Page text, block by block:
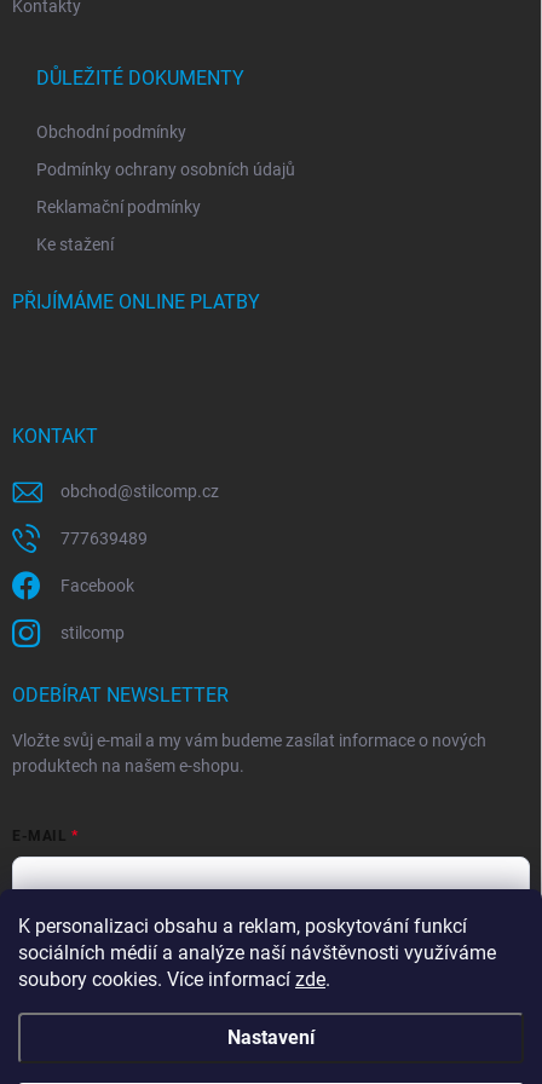
K personalizaci obsahu a reklam, poskytování funkcí
sociálních médií a analýze naší návštěvnosti využíváme
soubory cookies. Více informací zde.
Nastavení
Kontakty
DŮLEŽITÉ DOKUMENTY
Obchodní podmínky
Podmínky ochrany osobních údajů
Reklamační podmínky
Ke stažení
PŘIJÍMÁME ONLINE PLATBY
KONTAKT
obchod@stilcomp.cz
777639489
Facebook
stilcomp
ODEBÍRAT NEWSLETTER
Vložte svůj e-mail a my vám budeme zasílat informace o nových
produktech na našem e-shopu.
E-MAIL
Souhlasím spodmínkami ochrany osobních údajů
Přihlásit se